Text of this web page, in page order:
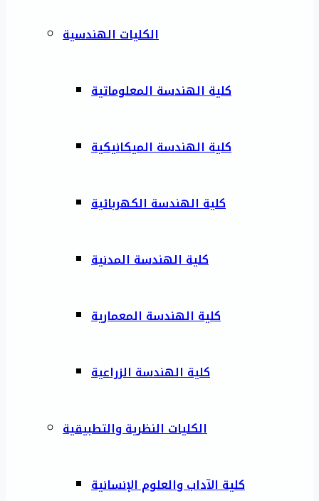
الكليات الهندسية
كلية الهندسة المعلوماتية
كلية الهندسة الميكانيكية
كلية الهندسة الكهربائية
كلية الهندسة المدنية
كلية الهندسة المعمارية
كلية الهندسة الزراعية
الكليات النظرية والتطبيقية
كلية الآداب والعلوم الإنسانية